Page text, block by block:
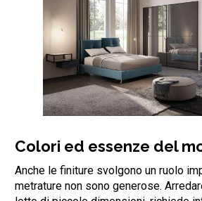
Colori ed essenze del
Anche le finiture svolgono un ruolo
metrature non sono generose.